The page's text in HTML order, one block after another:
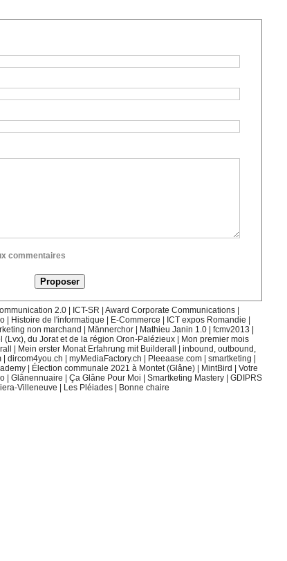
commentaires
2.0 ICT-SR Award Corporate Communications
Histoire de l'informatique E-Commerce ICT expos Romandie
non marchand Männerchor Mathieu Janin 1.0 fcmv2013
(Lvx), du Jorat et de la région Oron-Palézieux
Mon premier mois
Mein erster Monat Erfahrung mit Builderall
inbound, outbound,
dircom4you.ch myMediaFactory.ch Pleeaase.com smartketing
Élection communale 2021 à Montet (Glâne) MintBird
Votre
Glânennuaire Ça Glâne Pour Moi Smartketing Mastery
GDIPRS
Villeneuve
Les Pléiades Bonne chaire